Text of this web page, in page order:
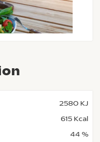
2580 KJ
615 Kcal
44 %